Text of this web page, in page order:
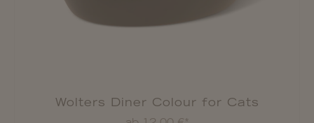
Wolters Diner Colour for Cats